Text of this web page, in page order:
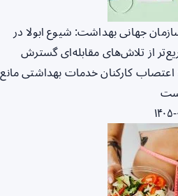
جهانی بهداشت: شیوع ابولا در
از تلاش‌های مقابله‌ای گسترش
اعتصاب کارکنان خدمات بهداشتی مانع